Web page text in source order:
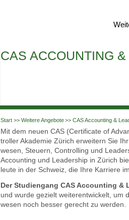
CAS ACCOUN­TING
Start Weitere Angebote CAS Accoun­ting &
Mit dem neu­en CAS (Cer­ti­fi­ca­te of
trol­ler Aka­de­mie Zürich erwei­tern Sie
we­sen, Steu­ern, Con­trol­ling und
Accoun­ting und Lea­der­ship in Zürich
leu­te in der Schweiz, die Ihre Kar­rie­re
Der Stu­di­en­gang CAS Accoun­ting &
und wur­de gezielt wei­ter­ent­wickelt, um
we­sen noch bes­ser gerecht zu wer­den.